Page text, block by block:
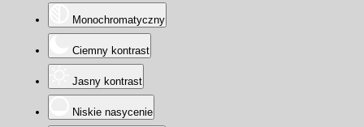
Monochromatyczny
Ciemny kontrast
Jasny kontrast
Niskie nasycenie